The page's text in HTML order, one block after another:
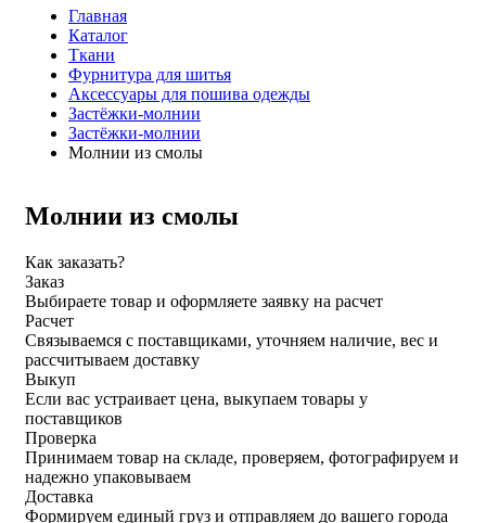
Главная
Каталог
Ткани
Фурнитура для шитья
Аксессуары для пошива одежды
Застёжки-молнии
Застёжки-молнии
Молнии из смолы
Молнии из смолы
Как заказать?
Заказ
Выбираете товар и оформляете заявку на расчет
Расчет
Связываемся с поставщиками, уточняем наличие, вес и
рассчитываем доставку
Выкуп
Если вас устраивает цена, выкупаем товары у
поставщиков
Проверка
Принимаем товар на складе, проверяем, фотографируем и
надежно упаковываем
Доставка
Формируем единый груз и отправляем до вашего города